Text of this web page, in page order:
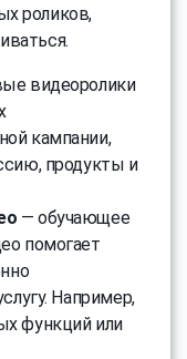
роликов,
видеоролики
кампании,
продукты и
— обучающее
помогает
Например,
функций или